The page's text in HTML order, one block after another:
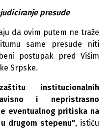
presude
da ovim putem ne traže
same presude niti
postupak pred Višim
Srpske.
institucionalnih
i nepristrasno
eventualnog pritiska na
drugom stepenu", ističu